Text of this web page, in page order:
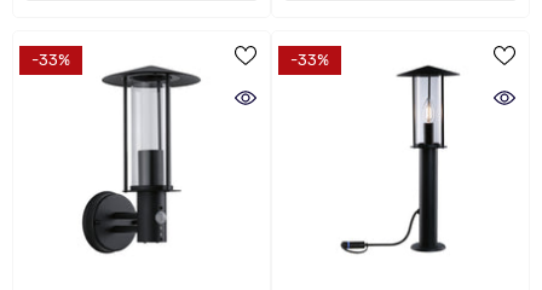
-33% -33%